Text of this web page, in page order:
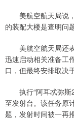
美航空航天局说，
的装配大楼是查明问
美航空航天局还表
迅速启动相关准备工
口，但最终安排取决
执行“阿耳忒弥斯2
至发射台。该任务原
题，发射时间被一再